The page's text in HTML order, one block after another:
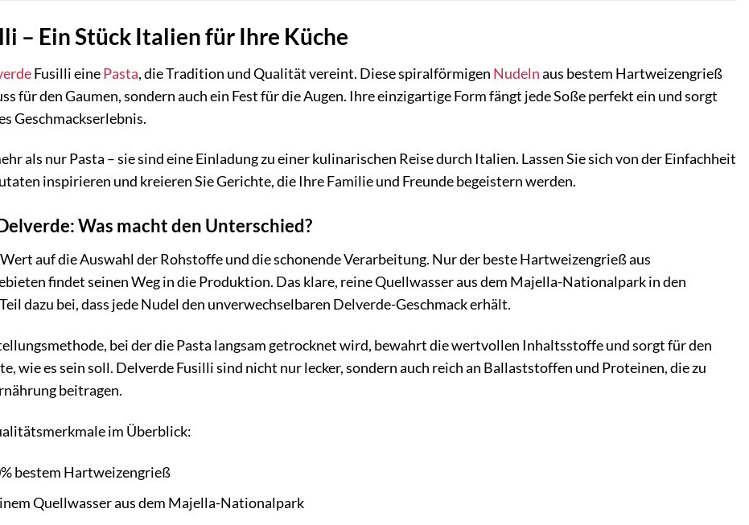
– Ein Stück Italien für Ihre Küche
Fusilli einePasta, die Tradition und Qualität vereint. Diese spiralförmigen Nudelnaus bestem Hartweizengrieß
für den Gaumen, sondern auch ein Fest für die Augen. Ihre einzigartige Form fängt jede Soße perfekt ein und sorgt
Geschmackserlebnis.
als nur Pasta – sie sind eine Einladung zu einer kulinarischen Reise durch Italien. Lassen Sie sich von der Einfachheit
inspirieren und kreieren Sie Gerichte, die Ihre Familie und Freunde begeistern werden.
Was macht den Unterschied?
auf die Auswahl der Rohstoffe und die schonende Verarbeitung. Nur der beste Hartweizengrieß aus
findet seinen Weg in die Produktion. Das klare, reine Quellwasser aus dem Majella-Nationalpark in den
dazu bei, dass jede Nudel den unverwechselbaren Delverde-Geschmack erhält.
bei der die Pasta langsam getrocknet wird, bewahrt die wertvollen Inhaltsstoffe und sorgt für den
wie es sein soll. Delverde Fusilli sind nicht nur lecker, sondern auch reich an Ballaststoffen und Proteinen, die zu
beitragen.
im Überblick:
bestem Hartweizengrieß
Quellwasser aus dem Majella-Nationalpark